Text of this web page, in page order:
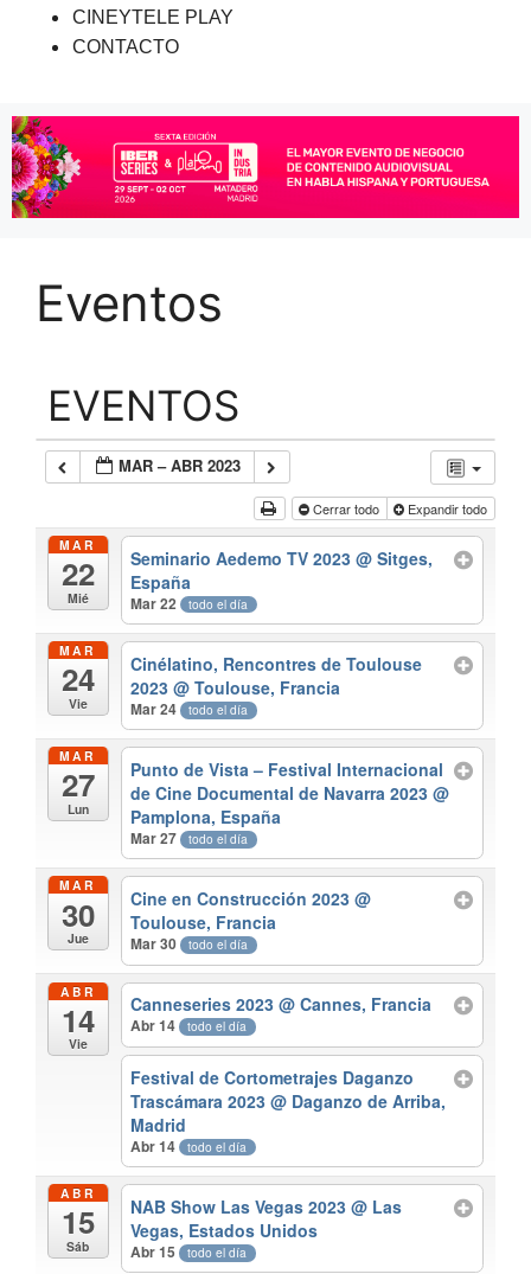
CINEYTELE PLAY
CONTACTO
Eventos
EVENTOS
MAR – ABR 2023
Cerrar todo Expandir todo
MAR
22
Mié
Seminario Aedemo TV 2023@ Sitges,
España
Mar 22 todo el día
MAR
24
Vie
Cinélatino, Rencontres de Toulouse
2023@ Toulouse, Francia
Mar 24 todo el día
MAR
27
Lun
Punto de Vista – Festival Internacional
de Cine Documental de Navarra 2023@
Pamplona, España
Mar 27 todo el día
MAR
30
Jue
Cine en Construcción 2023@
Toulouse, Francia
Mar 30 todo el día
ABR
14
Vie
Canneseries 2023@ Cannes, Francia
Abr 14 todo el día
Festival de Cortometrajes Daganzo
Trascámara 2023@ Daganzo de Arriba,
Madrid
Abr 14 todo el día
ABR
15
Sáb
NAB Show Las Vegas 2023@ Las
Vegas, Estados Unidos
Abr 15 todo el día